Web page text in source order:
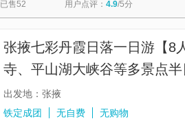
已售52 用户点评： 4.9/5分
张掖七彩丹霞日落一日游【8
寺、平山湖大峡谷等多景点
选/市区内酒店上门接送】
出发地：张掖
铁定成团
无自费 无购物